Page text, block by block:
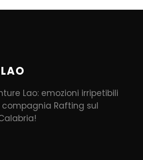
Lao: emozioni irripetibili
Rafting sul